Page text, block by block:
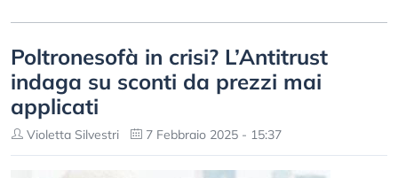
Poltronesofà in crisi? L’Antitrust
indaga su sconti da prezzi mai
applicati
Violetta Silvestri 7 Febbraio 2025 - 15:37